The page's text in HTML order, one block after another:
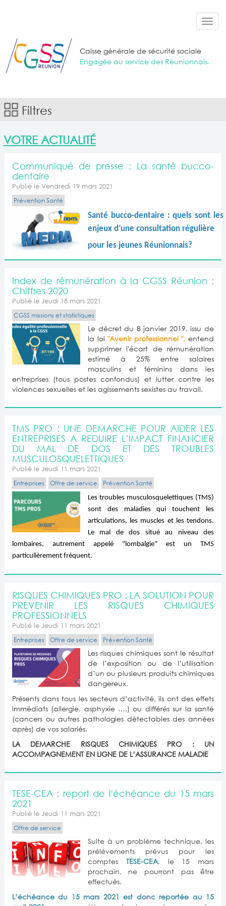
Caisse générale de sécurité sociale
Engagée au service des Réunionnais.
Filtres
VOTRE ACTUALITÉ
Communiqué de presse : La santé bucco-
dentaire
Publié le Vendredi 19 mars 2021
Prévention Santé
Santé bucco-dentaire : quels sont les
enjeux d’une consultation régulière
pour les jeunes Réunionnais?
Index de rémunération à la CGSS Réunion :
Chiffres 2020
Publié le Jeudi 18 mars 2021
CGSS missions et statistiques
Le décret du 8 janvier 2019, issu de
la loi "Avenir professionnel ", entend
supprimer l'écart de rémunération
estimé à 25% entre salaires
masculins et féminins dans les
entreprises (tous postes confondus) et lutter contre les
violences sexuelles et les agissements sexistes au travail.
TMS PRO : UNE DEMARCHE POUR AIDER LES
ENTREPRISES A REDUIRE L’IMPACT FINANCIER
DU MAL DE DOS ET DES TROUBLES
MUSCULOSQUELETTIQUES
Publié le Jeudi 11 mars 2021
Entreprises
Offre de service Prévention Santé
Les troubles musculosquelettiques (TMS)
sont des maladies qui touchent les
articulations, les muscles et les tendons.
Le mal de dos situé au niveau des
lombaires, autrement appelé "lombalgie" est un TMS
particulièrement fréquent.
RISQUES CHIMIQUES PRO : LA SOLUTION POUR
PREVENIR LES RISQUES CHIMIQUES
PROFESSIONNELS
Publié le Jeudi 11 mars 2021
Entreprises
Offre de service Prévention Santé
Les risques chimiques sont le résultat
de l’exposition ou de l’utilisation
d’un ou plusieurs produits chimiques
dangereux.
Présents dans tous les secteurs d’activité, ils ont des effets
immédiats (allergie, asphyxie ….) ou différés sur la santé
(cancers ou autres pathologies détectables des années
après) de vos salariés.
LA DEMARCHE RISQUES CHIMIQUES PRO : UN
ACCOMPAGNEMENT EN LIGNE DE L’ASSURANCE MALADIE
TESE-CEA : report de l'échéance du 15 mars
2021
Publié le Jeudi 11 mars 2021
Offre de service
Suite à un problème technique, les
prélèvements prévus pour les
comptes TESE-CEA, le 15 mars
prochain, ne pourront pas être
effectués.
L’échéance du 15 mars 2021 est donc reportée au 15